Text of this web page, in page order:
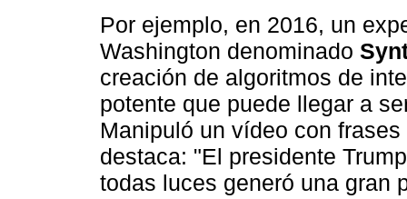
Por ejemplo, en 2016, un
Washington denominado
creación de algoritmos de
potente que puede llegar a
Manipuló un vídeo con
destaca: "El presidente
todas luces generó una gran